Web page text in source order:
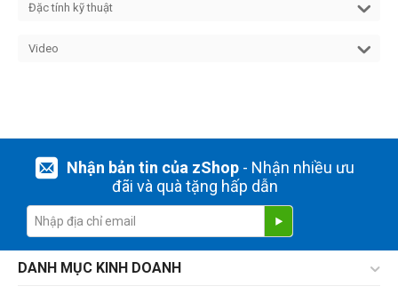
Đặc tính kỹ thuật
Video
Nhận bản tin của zShop- Nhận nhiều ưu
đãi và quà tặng hấp dẫn
DANH MỤC KINH DOANH